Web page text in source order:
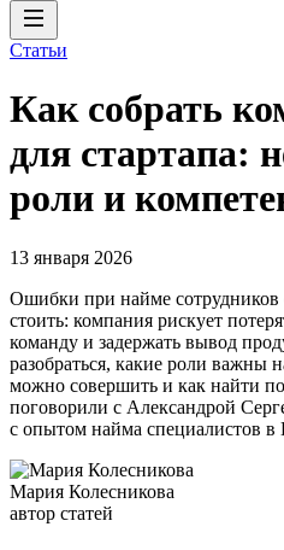
Статьи
Как собрать
для стартапа:
роли и
13 января 2026
Ошибки при найме сотрудников
стоить: компания рискует
команду и задержать вывод
разобраться, какие роли важны
можно совершить и как найти
поговорили с Александрой
с опытом найма специалистов в
Мария Колесникова
автор статей